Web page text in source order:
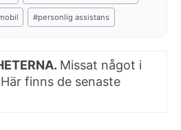
#personlig assistans
Missat något i
finns de senaste